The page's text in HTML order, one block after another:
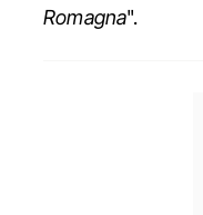
Romagna".